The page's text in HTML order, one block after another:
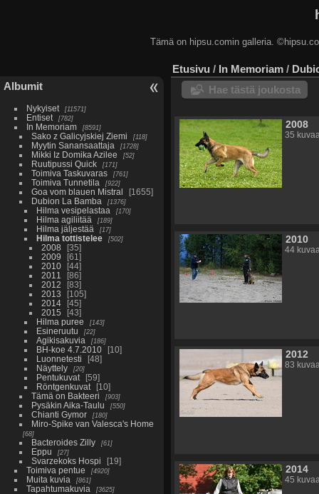
Tämä on hipsu.comin galleria.
Albumit
Nykyiset 11571
Entiset 782
In Memoriam 8591
Sako z Galicyjskiej Ziemi 118
Myytin Sanansaattaja 1728
Mikki Iz Domika Azilee 52
Ruutipussi Quick 171
Toimiva Taskuvaras 761
Toimiva Tunnetila 922
Goa vom blauen Mistral
1655
Dubion La Bamba
1376
Hilma vesipelastaa 170
Hilma agiliitää 189
Hilma jäljestää 17
Hilma tottistelee 502
2008
35
2009
61
2010
44
2011
86
2012
83
2013
105
2014
45
2015
43
Hilma puree
143
Esineruutu 22
Agikisakuvia 186
BH-koe 4.7.2010
10
Luonnetesti
48
Näyttely
20
Pentukuvat
59
Röntgenkuvat
10
Tämä on Bakteeri
903
Pysäkin Aika-Taulu 550
Chianti Gymor 180
Miro-Spike van Valesca's Home
68
Bacteroides Zilly 61
Eppu 27
Svarzekoks Hospi
19
Toimiva pentue
4920
Muita kuvia 861
Tapahtumakuvia 3625
Etusivu / In Memoriam /
Hae tästä joukosta
2008
35
2010
44
2012
83
2014
45